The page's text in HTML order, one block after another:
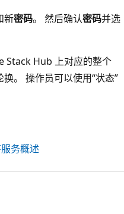
新密码。 然后确认密码并选
Stack Hub 上对应的整个
。 操作员可以使用“状态”
务概述